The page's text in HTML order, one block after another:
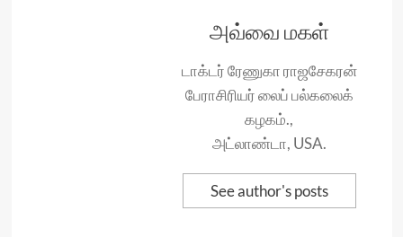
அவ்வை மகள்
டாக்டர் ரேணுகா ராஜசேகரன்
பேராசிரியர் லைப் பல்கலைக்
கழகம்.,
அட்லாண்டா, USA.
See author's posts